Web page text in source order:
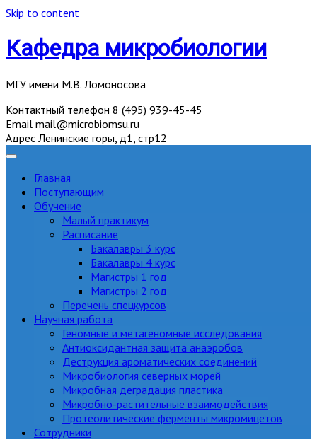
Skip to content
Кафедра микробиологии
МГУ имени М.В. Ломоносова
Контактный телефон 8 (495) 939-45-45
Email mail@microbiomsu.ru
Адрес Ленинские горы, д1, стр12
Главная
Поступающим
Обучение
Малый практикум
Расписание
Бакалавры 3 курс
Бакалавры 4 курс
Магистры 1 год
Магистры 2 год
Перечень спецкурсов
Научная работа
Геномные и метагеномные исследования
Антиоксидантная защита анаэробов
Деструкция ароматических соединений
Микробиология северных морей
Микробная деградация пластика
Микробно-растительные взаимодействия
Протеолитические ферменты микромицетов
Сотрудники